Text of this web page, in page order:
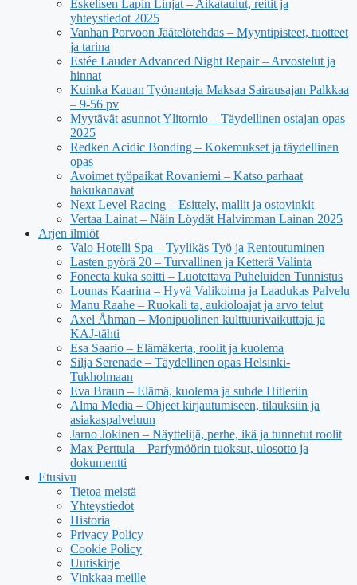
Eskelisen Lapin Linjat – Aikataulut, reitit ja
yhteystiedot 2025
Vanhan Porvoon Jäätelötehdas – Myyntipisteet, tuotteet
ja tarina
Estée Lauder Advanced Night Repair – Arvostelut ja
hinnat
Kuinka Kauan Työnantaja Maksaa Sairausajan Palkkaa
– 9-56 pv
Myytävät asunnot Ylitornio – Täydellinen ostajan opas
2025
Redken Acidic Bonding – Kokemukset ja täydellinen
opas
Avoimet työpaikat Rovaniemi – Katso parhaat
hakukanavat
Next Level Racing – Esittely, mallit ja ostovinkit
Vertaa Lainat – Näin Löydät Halvimman Lainan 2025
Arjen ilmiöt
Valo Hotelli Spa – Tyylikäs Työ ja Rentoutuminen
Lasten pyörä 20 – Turvallinen ja Ketterä Valinta
Fonecta kuka soitti – Luotettava Puheluiden Tunnistus
Lounas Kaarina – Hyvä Valikoima ja Laadukas Palvelu
Manu Raahe – Ruokali ta, aukioloajat ja arvo telut
Axel Åhman – Monipuolinen kulttuurivaikuttaja ja
KAJ-tähti
Esa Saario – Elämäkerta, roolit ja kuolema
Silja Serenade – Täydellinen opas Helsinki-
Tukholmaan
Eva Braun – Elämä, kuolema ja suhde Hitleriin
Alma Media – Ohjeet kirjautumiseen, tilauksiin ja
asiakaspalveluun
Jarno Jokinen – Näyttelijä, perhe, ikä ja tunnetut roolit
Max Perttula – Parfymöörin tuoksut, ulosotto ja
dokumentti
Etusivu
Tietoa meistä
Yhteystiedot
Historia
Privacy Policy
Cookie Policy
Uutiskirje
Vinkkaa meille